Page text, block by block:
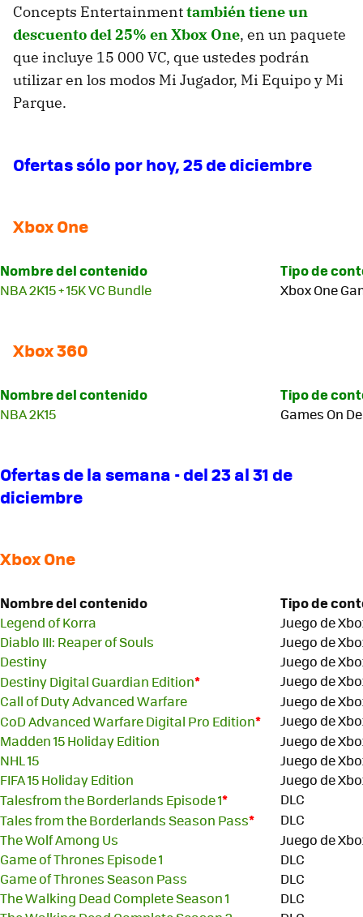
Concepts Entertainmenttambién tiene un
descuento del 25% en Xbox One, en un paquete
que incluye 15 000 VC, que ustedes podrán
utilizar en los modos Mi Jugador, Mi Equipo y Mi
Parque.
Ofertas sólo por hoy, 25 de diciembre
Xbox One
Nombre del contenido Tipo de
NBA 2K15 + 15K VC Bundle Xbox One
Xbox 360
Nombre del contenido Tipo de
NBA 2K15 Games On
Ofertas de la semana - del 23 al 31 de
diciembre
Xbox One
Nombre del contenido Tipo de
Legend of Korra
Juego de
Diablo III: Reaper of Souls
Juego de
Destiny
Juego de
Destiny Digital Guardian Edition*
Juego de
Call of Duty Advanced Warfare
Juego de
CoD Advanced Warfare Digital Pro Edition*
Juego de
Madden 15 Holiday Edition
Juego de
NHL 15
Juego de
FIFA 15 Holiday Edition
Juego de
Talesfrom the Borderlands Episode 1*
DLC
Tales from the Borderlands Season Pass*
DLC
The Wolf Among Us
Juego de
Game of Thrones Episode 1
DLC
Game of Thrones Season Pass
DLC
The Walking Dead Complete Season 1
DLC